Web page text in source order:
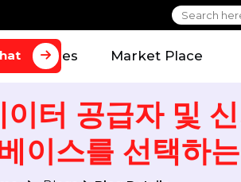
Services Market
Chat
이터 공급자
베이스를 선택